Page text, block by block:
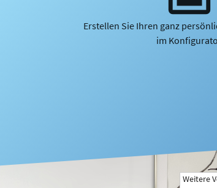
Erstellen Sie Ihren ganz
im
Weitere